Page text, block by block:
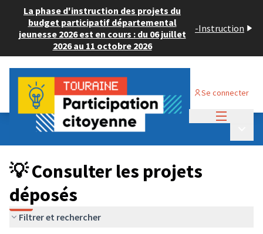
La phase d'instruction des projets du
budget participatif départemental
jeunesse 2026 est en cours : du 06 juillet
2026 au 11 octobre 2026
-Instruction
Se connecter
Budget Participatif JEUNESSE 2024
💡 Consulter les projets déposés
💡 Consulter les projets
déposés
Filtrer et rechercher